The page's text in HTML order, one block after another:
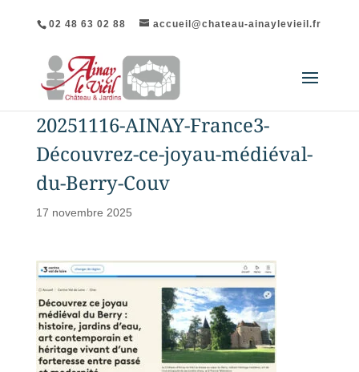
02 48 63 02 88 accueil@chateau-ainaylevieil.fr
20251116-AINAY-France3-
Découvrez-ce-joyau-médiéval-
du-Berry-Couv
17 novembre 2025